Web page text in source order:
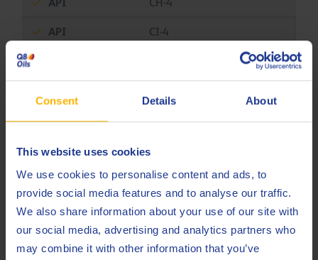
Consent Details About
This website uses cookies
We use cookies to personalise content and ads, to
provide social media features and to analyse our traffic.
We also share information about your use of our site with
our social media, advertising and analytics partners who
may combine it with other information that you’ve
CH-4
API CI-4
Cummins CES 20078
DAF Extended Drain
Daimler Truck AG DTFR 15B120 (MB 228.5)
Deutz DQC IV-18
Ford M2C944-A